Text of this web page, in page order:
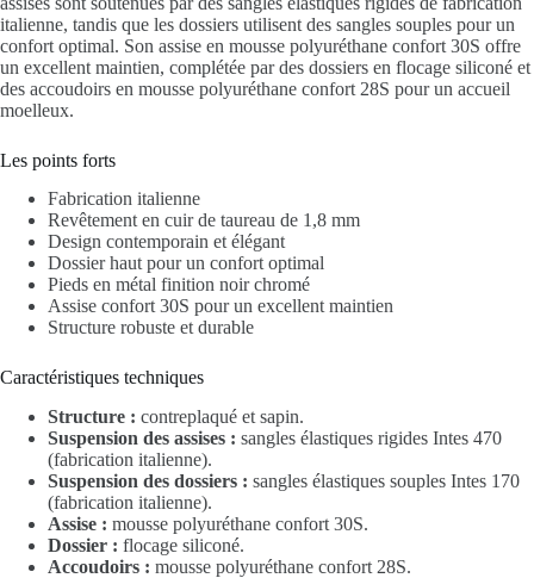
italienne, tandis que les dossiers utilisent des sangles souples pour un
confort optimal. Son assise en mousse polyuréthane confort 30S offre
un excellent maintien, complétée par des dossiers en flocage siliconé et
des accoudoirs en mousse polyuréthane confort 28S pour un accueil
moelleux.
Les points forts
Fabrication italienne
Revêtement en cuir de taureau de 1,8 mm
Design contemporain et élégant
Dossier haut pour un confort optimal
Pieds en métal finition noir chromé
Assise confort 30S pour un excellent maintien
Structure robuste et durable
Caractéristiques techniques
Structure : contreplaqué et sapin.
Suspension des assises : sangles élastiques rigides Intes 470
(fabrication italienne).
Suspension des dossiers : sangles élastiques souples Intes 170
(fabrication italienne).
Assise : mousse polyuréthane confort 30S.
Dossier : flocage siliconé.
Accoudoirs : mousse polyuréthane confort 28S.